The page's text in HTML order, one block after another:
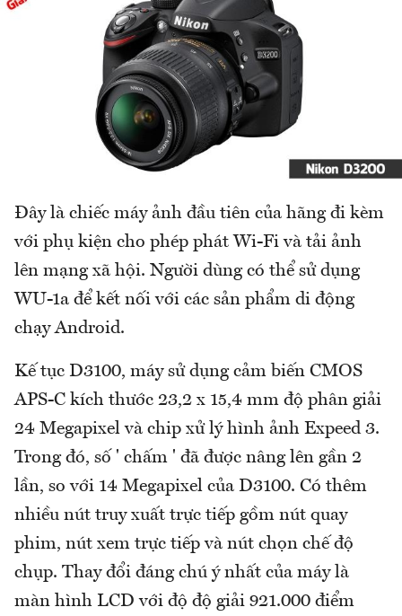
Đây là chiếc máy ảnh đầu tiên của hãng đi kèm
với phụ kiện cho phép phát Wi-Fi và tải ảnh
lên mạng xã hội. Người dùng có thể sử dụng
WU-1a để kết nối với các sản phẩm di động
chạy Android.
Kế tục D3100, máy sử dụng cảm biến CMOS
APS-C kích thước 23,2 x 15,4 mm độ phân giải
24 Megapixel và chip xử lý hình ảnh Expeed 3.
Trong đó, số ' chấm ' đã được nâng lên gần 2
lần, so với 14 Megapixel của D3100. Có thêm
nhiều nút truy xuất trực tiếp gồm nút quay
phim, nút xem trực tiếp và nút chọn chế độ
chụp. Thay đổi đáng chú ý nhất của máy là
màn hình LCD với độ độ giải 921.000 điểm